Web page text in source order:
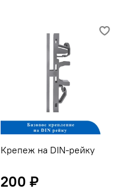
Крепеж на DIN-рейку
200 ₽